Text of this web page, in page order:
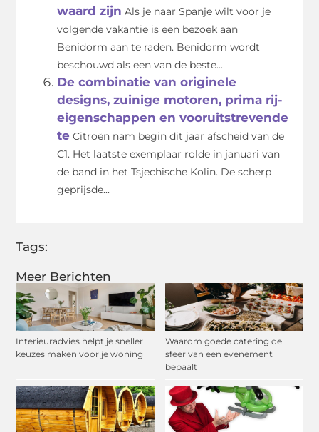
Meer Berichten
Interieuradvies helpt je sneller
keuzes maken voor je woning
Waarom goede catering de
sfeer van een evenement
bepaalt
waard zijn Als je naar Spanje wilt voor je
volgende vakantie is een bezoek aan
Benidorm aan te raden. Benidorm wordt
beschouwd als een van de beste...
De combinatie van originele
designs, zuinige motoren, prima rij-
eigenschappen en vooruitstrevende
te Citroën nam begin dit jaar afscheid van de
C1. Het laatste exemplaar rolde in januari van
de band in het Tsjechische Kolin. De scherp
geprijsde...
Tags: